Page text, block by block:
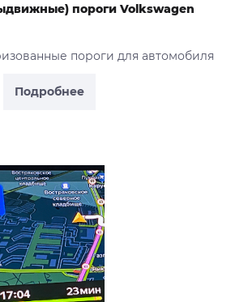
Подробнее
пороги Volkswagen
пороги для автомобиля